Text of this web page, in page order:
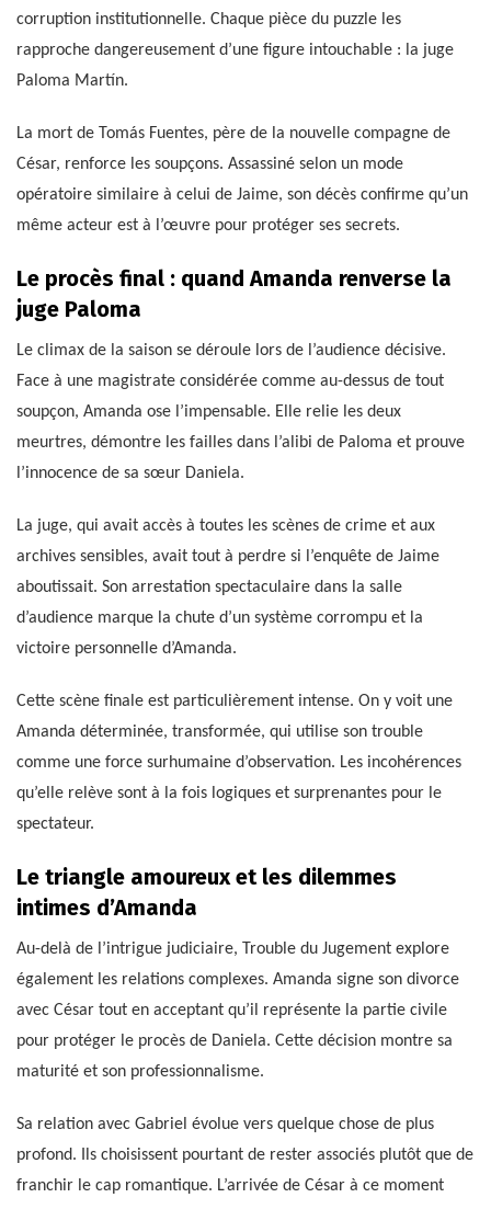
corruption institutionnelle. Chaque pièce du puzzle les
rapproche dangereusement d’une figure intouchable : la juge
Paloma Martín.
La mort de Tomás Fuentes, père de la nouvelle compagne de
César, renforce les soupçons. Assassiné selon un mode
opératoire similaire à celui de Jaime, son décès confirme qu’un
même acteur est à l’œuvre pour protéger ses secrets.
Le procès final : quand Amanda renverse la
juge Paloma
Le climax de la saison se déroule lors de l’audience décisive.
Face à une magistrate considérée comme au-dessus de tout
soupçon, Amanda ose l’impensable. Elle relie les deux
meurtres, démontre les failles dans l’alibi de Paloma et prouve
l’innocence de sa sœur Daniela.
La juge, qui avait accès à toutes les scènes de crime et aux
archives sensibles, avait tout à perdre si l’enquête de Jaime
aboutissait. Son arrestation spectaculaire dans la salle
d’audience marque la chute d’un système corrompu et la
victoire personnelle d’Amanda.
Cette scène finale est particulièrement intense. On y voit une
Amanda déterminée, transformée, qui utilise son trouble
comme une force surhumaine d’observation. Les incohérences
qu’elle relève sont à la fois logiques et surprenantes pour le
spectateur.
Le triangle amoureux et les dilemmes
intimes d’Amanda
Au-delà de l’intrigue judiciaire, Trouble du Jugement explore
également les relations complexes. Amanda signe son divorce
avec César tout en acceptant qu’il représente la partie civile
pour protéger le procès de Daniela. Cette décision montre sa
maturité et son professionnalisme.
Sa relation avec Gabriel évolue vers quelque chose de plus
profond. Ils choisissent pourtant de rester associés plutôt que de
franchir le cap romantique. L’arrivée de César à ce moment